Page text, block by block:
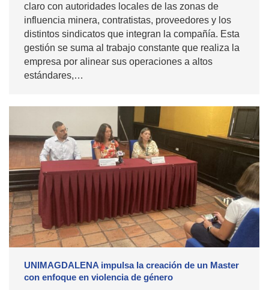
claro con autoridades locales de las zonas de
influencia minera, contratistas, proveedores y los
distintos sindicatos que integran la compañía. Esta
gestión se suma al trabajo constante que realiza la
empresa por alinear sus operaciones a altos
estándares,…
UNIMAGDALENA impulsa la creación de un Master
con enfoque en violencia de género